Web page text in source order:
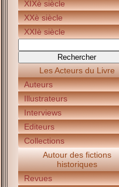
XIXè siècle
XXè siècle
XXIè siècle
Les Acteurs du Livre
Auteurs
Illustrateurs
Interviews
Editeurs
Collections
Autour des fictions
historiques
Revues